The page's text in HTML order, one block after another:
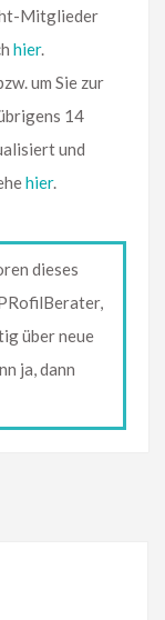
Mitglieder
hier.
um Sie zur
14
und
hier.
dieses
über neue
ja, dann